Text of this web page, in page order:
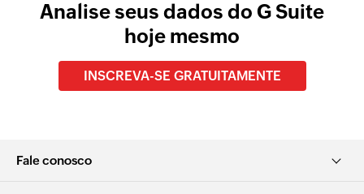
Analise seus dados do G Suite
hoje mesmo
INSCREVA-SE GRATUITAMENTE
Fale conosco